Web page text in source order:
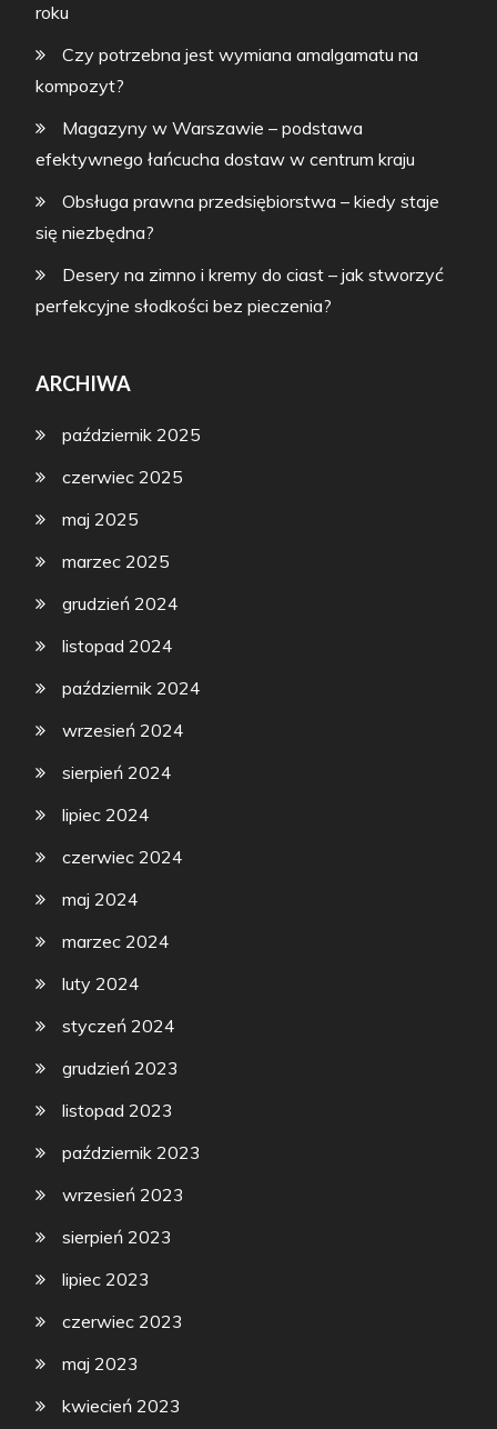
roku
Czy potrzebna jest wymiana amalgamatu na
kompozyt?
Magazyny w Warszawie – podstawa
efektywnego łańcucha dostaw w centrum kraju
Obsługa prawna przedsiębiorstwa – kiedy staje
się niezbędna?
Desery na zimno i kremy do ciast – jak stworzyć
perfekcyjne słodkości bez pieczenia?
ARCHIWA
październik 2025
czerwiec 2025
maj 2025
marzec 2025
grudzień 2024
listopad 2024
październik 2024
wrzesień 2024
sierpień 2024
lipiec 2024
czerwiec 2024
maj 2024
marzec 2024
luty 2024
styczeń 2024
grudzień 2023
listopad 2023
październik 2023
wrzesień 2023
sierpień 2023
lipiec 2023
czerwiec 2023
maj 2023
kwiecień 2023